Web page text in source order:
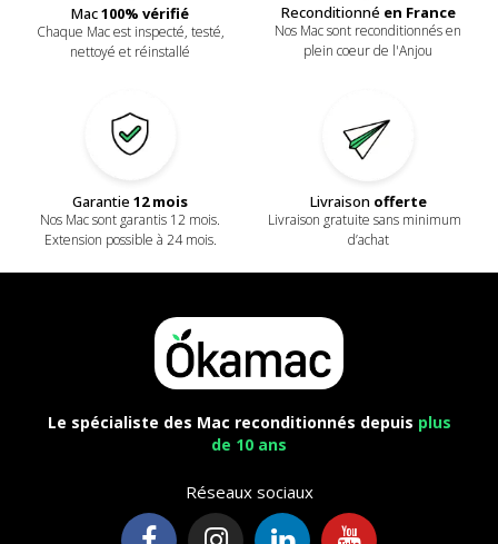
Mac100% vérifié
Chaque Mac est inspecté, testé,
nettoyé et réinstallé
Reconditionné en France
Nos Mac sont reconditionnés en
plein coeur de l'Anjou
Garantie 12 mois
Nos Mac sont garantis 12 mois.
Extension possible à 24 mois.
Livraison offerte
Livraison gratuite sans minimum
d’achat
Le spécialiste des Mac reconditionnés depuis plus
de 10 ans
Réseaux sociaux